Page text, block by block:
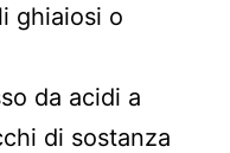
ghiaiosi o
da acidi a
di sostanza